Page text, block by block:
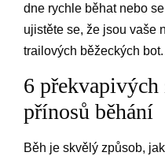
dne rychle běhat nebo
ujistěte se, že jsou vaše
trailových běžeckých bot.
6
přínosů běhání
Běh je skvělý způsob,